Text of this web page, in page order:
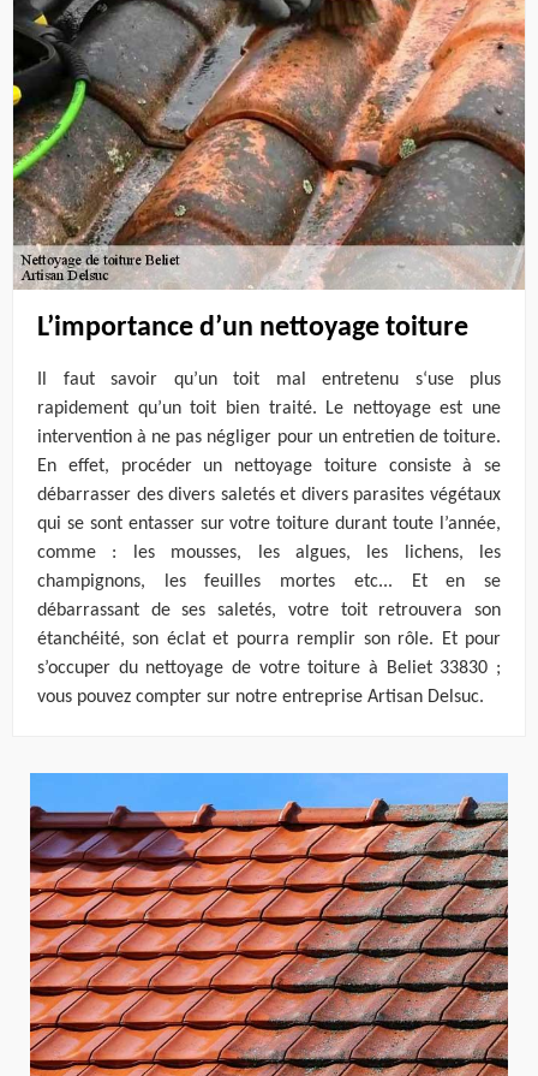
L’importance d’un nettoyage toiture
Il faut savoir qu’un toit mal entretenu s‘use plus
rapidement qu’un toit bien traité. Le nettoyage est une
intervention à ne pas négliger pour un entretien de toiture.
En effet, procéder un nettoyage toiture consiste à se
débarrasser des divers saletés et divers parasites végétaux
qui se sont entasser sur votre toiture durant toute l’année,
comme : les mousses, les algues, les lichens, les
champignons, les feuilles mortes etc... Et en se
débarrassant de ses saletés, votre toit retrouvera son
étanchéité, son éclat et pourra remplir son rôle. Et pour
s’occuper du nettoyage de votre toiture à Beliet 33830 ;
vous pouvez compter sur notre entreprise Artisan Delsuc.